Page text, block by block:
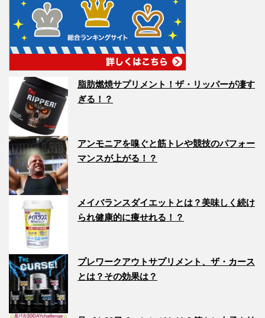
脂肪燃焼サプリメント！ザ・リッパーが凄す
ぎる！？
アンモニアを嗅ぐと筋トレや競技のパフォー
マンスが上がる！？
メイバランスダイエットとは？美味しく続け
られ健康的に痩せれる！？
プレワークアウトサプリメント、ザ・カース
とは？その効果は？